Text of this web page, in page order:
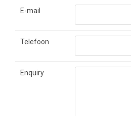
E-mail
Telefoon
Enquiry